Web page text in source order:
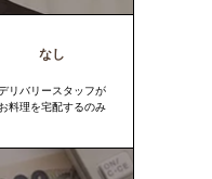
なし
リバリースタッフが
お料理を宅配するのみ